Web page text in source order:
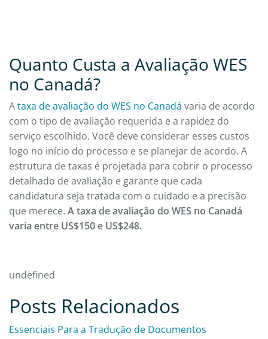
Quanto Custa a Avaliação WES
no Canadá?
Ataxa de avaliação do WES no Canadá varia de acordo
com o tipo de avaliação requerida e a rapidez do
serviço escolhido. Você deve considerar esses custos
logo no início do processo e se planejar de acordo. A
estrutura de taxas é projetada para cobrir o processo
detalhado de avaliação e garante que cada
candidatura seja tratada com o cuidado e a precisão
que merece. A taxa de avaliação do WES no Canadá
varia entre US$150 e US$248.
undefined
Posts Relacionados
Essenciais Para a Tradução de Documentos